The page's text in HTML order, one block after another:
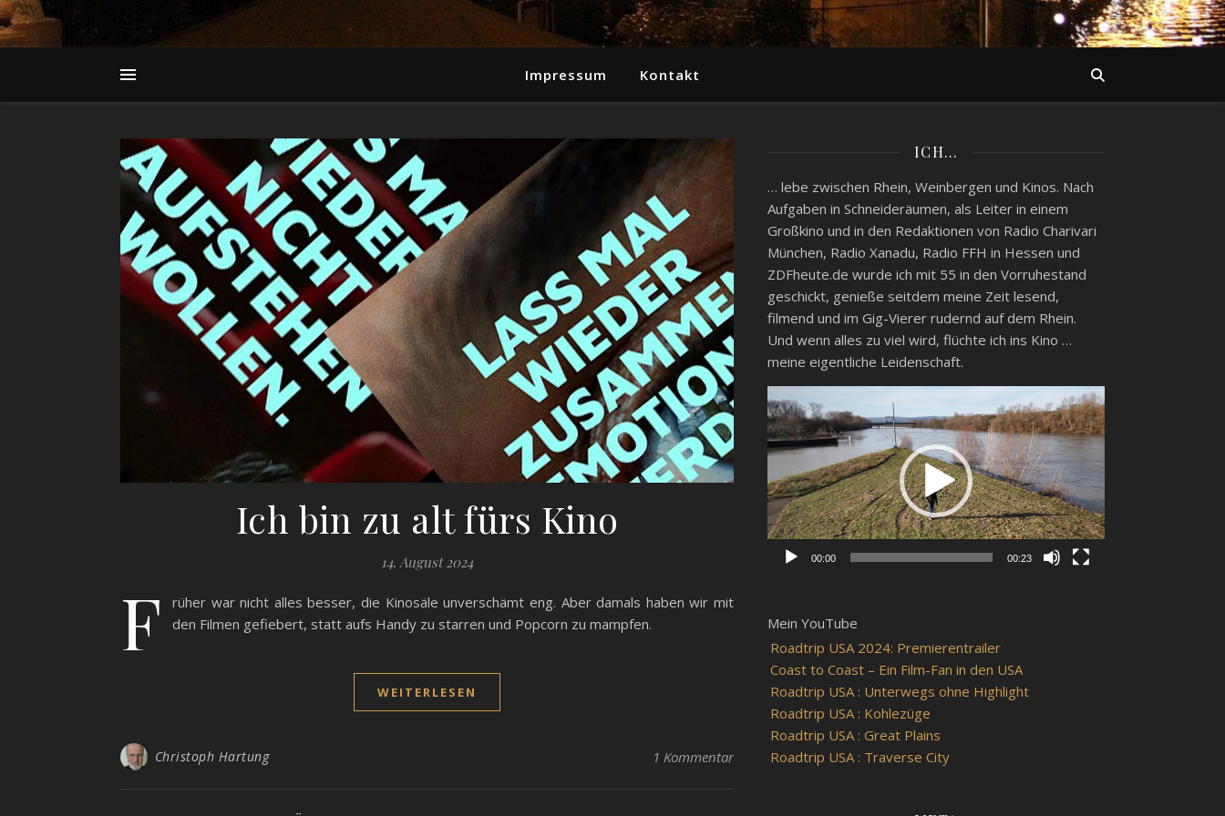
Impressum Kontakt
Ich bin zu alt fürs Kino
14. August 2024
F
rüher war nicht alles besser, die Kinosäle unverschämt eng. Aber damals haben wir mit
den Filmen gefiebert, statt aufs Handy zu starren und Popcorn zu mampfen.
WEITERLESEN
Christoph Hartung 1 Kommentar
ICH…
… lebe zwischen Rhein, Weinbergen und Kinos. Nach
Aufgaben in Schneideräumen, als Leiter in einem
Großkino und in den Redaktionen von Radio Charivari
München, Radio Xanadu, Radio FFH in Hessen und
ZDFheute.de wurde ich mit 55 in den Vorruhestand
geschickt, genieße seitdem meine Zeit lesend,
filmend und im Gig-Vierer rudernd auf dem Rhein.
Und wenn alles zu viel wird, flüchte ich ins Kino …
meine eigentliche Leidenschaft.
Video-
Player
00:00 00:23
Mein YouTube
Roadtrip USA 2024: Premierentrailer
Coast to Coast – Ein Film-Fan in den USA
Roadtrip USA : Unterwegs ohne Highlight
Roadtrip USA : Kohlezüge
Roadtrip USA : Great Plains
Roadtrip USA : Traverse City